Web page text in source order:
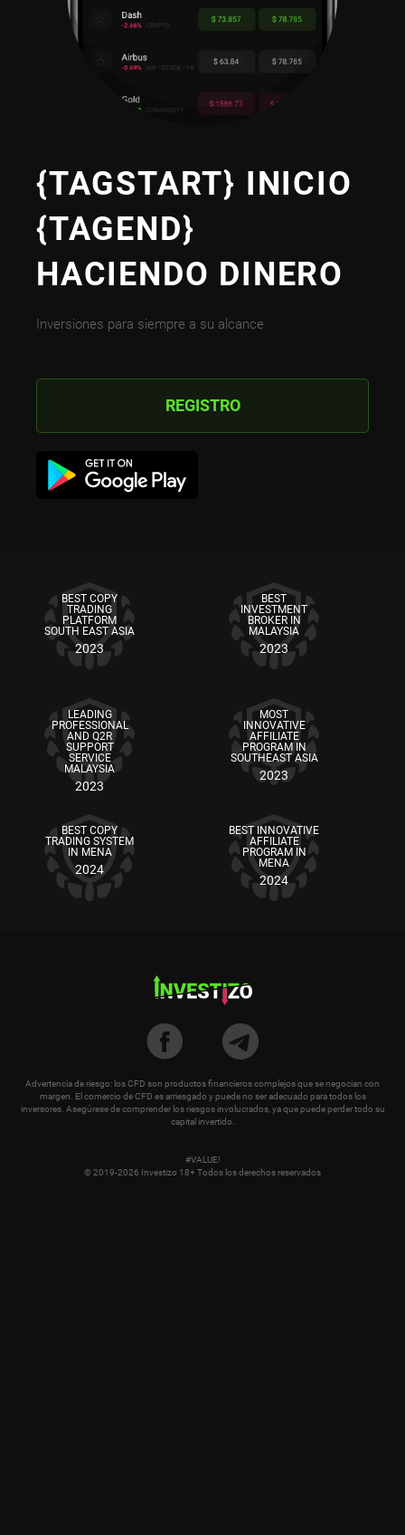
{TAGSTART} INICIO
{TAGEND}
HACIENDO DINERO
Inversiones para siempre a su alcance
REGISTRO
BEST COPY
TRADING
PLATFORM
SOUTH EAST ASIA
2023
BEST
INVESTMENT
BROKER IN
MALAYSIA
2023
LEADING
PROFESSIONAL
AND Q2R
SUPPORT
SERVICE
MALAYSIA
2023
MOST
INNOVATIVE
AFFILIATE
PROGRAM IN
SOUTHEAST ASIA
2023
BEST COPY
TRADING SYSTEM
IN MENA
2024
BEST INNOVATIVE
AFFILIATE
PROGRAM IN
MENA
2024
Advertencia de riesgo: los CFD son productos financieros complejos que se negocian con
margen. El comercio de CFD es arriesgado y puede no ser adecuado para todos los
inversores. Asegúrese de comprender los riesgos involucrados, ya que puede perder todo su
capital invertido.
#VALUE!
© 2019-2026 Investizo 18+ Todos los derechos reservados